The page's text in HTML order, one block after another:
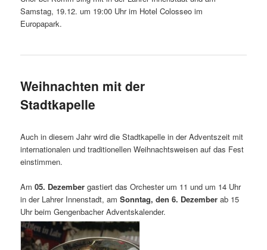
Samstag, 19.12. um 19:00 Uhr im Hotel Colosseo im
Europapark.
Weihnachten mit der
Stadtkapelle
Auch in diesem Jahr wird die Stadtkapelle in der Adventszeit mit
internationalen und traditionellen Weihnachtsweisen auf das Fest
einstimmen.
Am05. Dezember gastiert das Orchester um 11 und um 14 Uhr
in der Lahrer Innenstadt, amSonntag, den 6. Dezember ab 15
Uhr beim Gengenbacher Adventskalender.